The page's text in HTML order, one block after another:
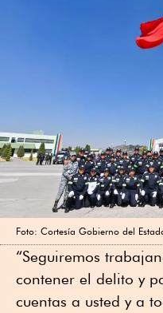
Foto: Cortesía Gobierno del
“Seguiremos
contener el delito y
cuentas a usted y a